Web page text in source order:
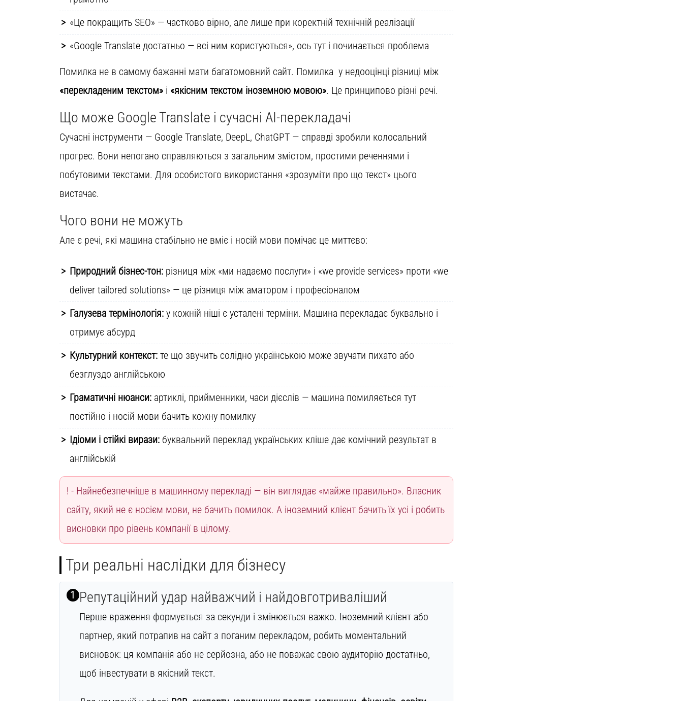
«Це покращить SEO» — частково вірно, але лише при коректній технічній реалізації
«Google Translate достатньо — всі ним користуються», ось тут і починається проблема
Помилка не в самому бажанні мати багатомовний сайт. Помилка у недооцінці різниці між
«перекладеним текстом» і «якісним текстом іноземною мовою». Це принципово різні речі.
Що може Google Translate і сучасні AI-перекладачі
Сучасні інструменти — Google Translate, DeepL, ChatGPT — справді зробили колосальний
прогрес. Вони непогано справляються з загальним змістом, простими реченнями і
побутовими текстами. Для особистого використання «зрозуміти про що текст» цього
вистачає.
Чого вони не можуть
Але є речі, які машина стабільно не вміє і носій мови помічає це миттєво:
Природний бізнес-тон: різниця між «ми надаємо послуги» і «we provide services» проти «we
deliver tailored solutions» — це різниця між аматором і професіоналом
Галузева термінологія: у кожній ніші є усталені терміни. Машина перекладає буквально і
отримує абсурд
Культурний контекст: те що звучить солідно українською може звучати пихато або
безглуздо англійською
Граматичні нюанси: артиклі, прийменники, часи дієслів — машина помиляється тут
постійно і носій мови бачить кожну помилку
Ідіоми і стійкі вирази: буквальний переклад українських кліше дає комічний результат в
англійській
Найнебезпечніше в машинному перекладі — він виглядає «майже правильно». Власник
сайту, який не є носієм мови, не бачить помилок. А іноземний клієнт бачить їх усі і робить
висновки про рівень компанії в цілому.
Три реальні наслідки для бізнесу
1 Репутаційний удар найважчий і найдовготриваліший
Перше враження формується за секунди і змінюється важко. Іноземний клієнт або
партнер, який потрапив на сайт з поганим перекладом, робить моментальний
висновок: ця компанія або не серйозна, або не поважає свою аудиторію достатньо,
щоб інвестувати в якісний текст.